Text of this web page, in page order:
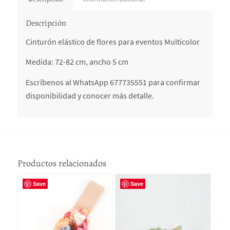
Descripción
Cinturón elástico de flores para eventos Multicolor
Medida: 72-82 cm, ancho 5 cm
Escríbenos al WhatsApp 677735551 para confirmar
disponibilidad y conocer más detalle.
Productos relacionados
Save Save